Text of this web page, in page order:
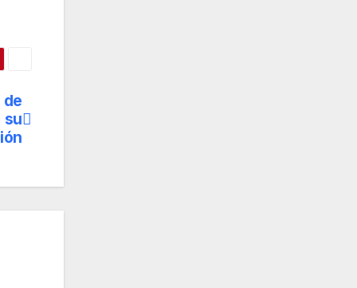
su